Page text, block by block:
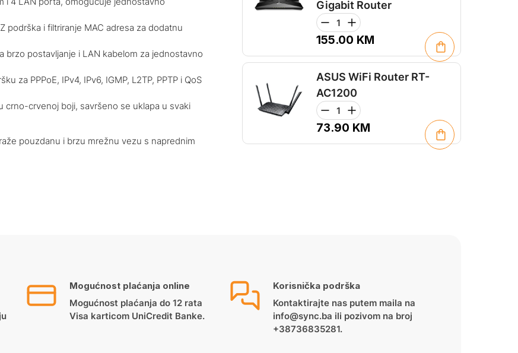
podrška i filtriranje MAC adresa za dodatnu
brzo postavljanje i LAN kabelom za jednostavno
za PPPoE, IPv4, IPv6, IGMP, L2TP, PPTP i QoS
crno-crvenoj boji, savršeno se uklapa u svaki
pouzdanu i brzu mrežnu vezu s naprednim
Gigabit Router
155.00 KM
ASUS WiFi Router RT-
AC1200
73.90 KM
Mogućnost plaćanja online
Mogućnost plaćanja do 12 rata
Visa karticom UniCredit Banke.
Korisnička podrška
Kontaktirajte nas putem maila na
info@sync.ba ili pozivom na broj
+38736835281.